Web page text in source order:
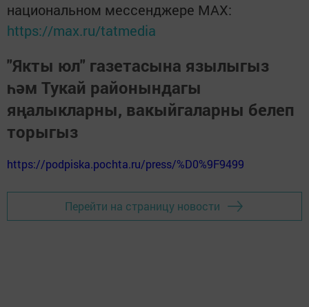
национальном мессенджере MАХ:
https://max.ru/tatmedia
"Якты юл" газетасына язылыгыз
һәм Тукай районындагы
яңалыкларны, вакыйгаларны белеп
торыгыз
https://podpiska.pochta.ru/press/%D0%9F9499
Перейти на страницу новости